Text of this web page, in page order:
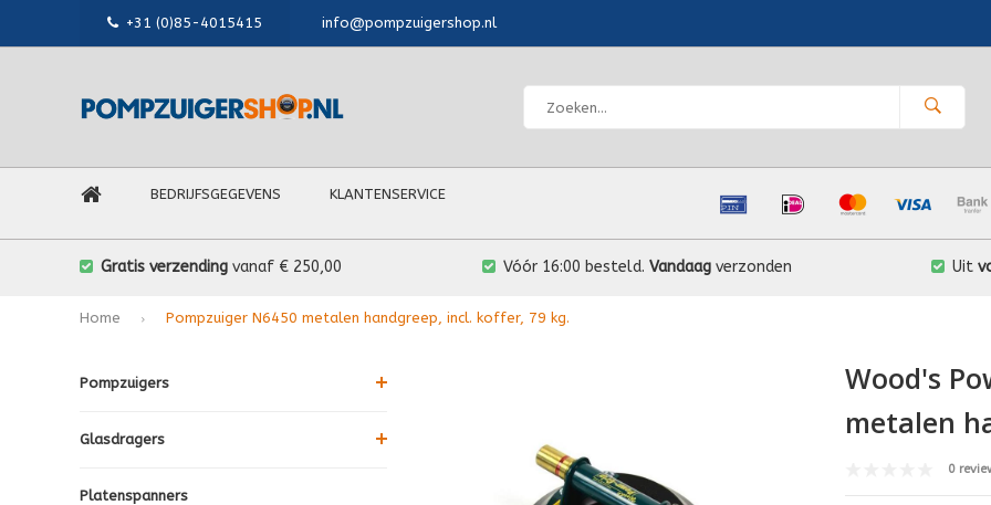
+31 (0)85-4015415 info@pompzuigershop.nl
BEDRIJFSGEGEVENS KLANTENSERVICE
Gratis verzending vanaf € 250,00 Vóór 16:00 besteld. Vandaag verzonden Uit
Home Pompzuiger N6450 metalen handgreep, incl. koffer, 79 kg.
Pompzuigers
Glasdragers
Platenspanners
Wood's
metalen
0